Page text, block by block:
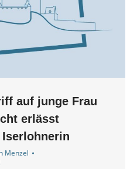
auf junge Frau
erlässt
Menzel